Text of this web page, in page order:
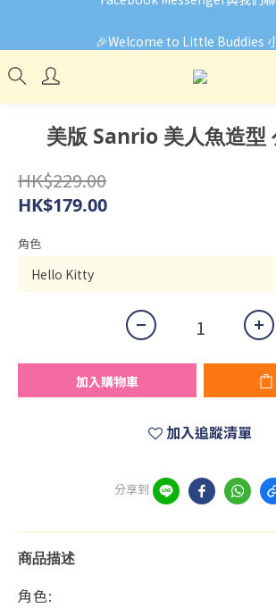
🎉Welcome to Little Buddies
美版 Sanrio 美人魚造型
HK$229.00
HK$179.00
角色
加入購物車
加入追蹤清單
分享到
商品描述
角色: